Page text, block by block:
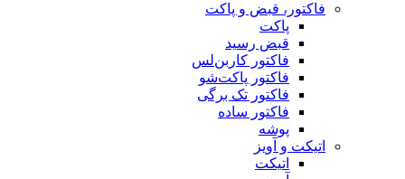
فاکتور، قبض و پاکت
پاکت
قبض رسید
فاکتور کاربن‌لس
فاکتور پاکت‌شو
فاکتور تک برگی
فاکتور ساده
پوشه
اتیکت و آویز
اتیکت